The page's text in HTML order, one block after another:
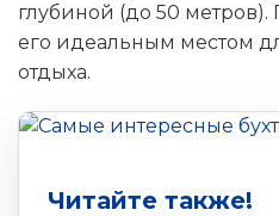
глубиной (до 50 метров).
его идеальным местом
отдыха.
Читайте также!